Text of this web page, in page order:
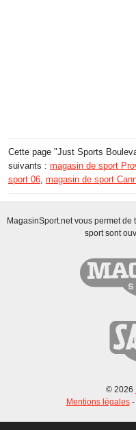
Cette page "Just Sports
suivants : magasin de sport
sport 06, magasin de sport
MagasinSport.net vous permet
sport sont
© 2026
Mentions légales-